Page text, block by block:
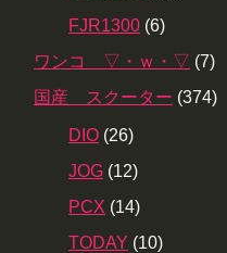
FJR1300 (6)
ワンコ ▽・ｗ・▽ (7)
国産 スクーター (374)
DIO (26)
JOG (12)
PCX (14)
TODAY (10)